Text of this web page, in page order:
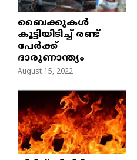
ബൈക്കുകൾ
കൂട്ടിയിടിച്ച് രണ്ട്
പേർക്ക്
ദാരുണാന്ത്യം
August 15, 2022